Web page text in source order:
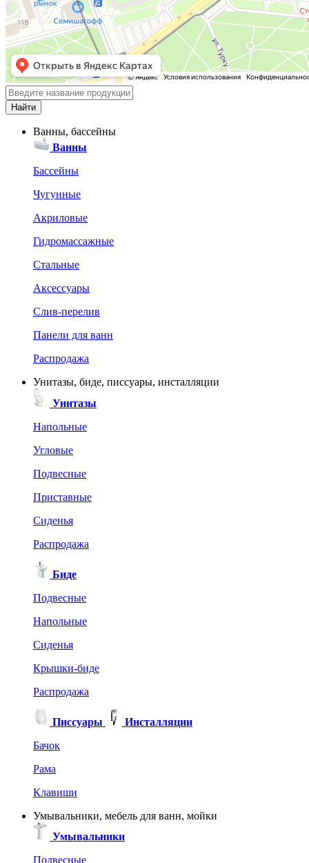
Ванны, бассейны
Ванны
Бассейны
Чугунные
Акриловые
Гидромассажные
Стальные
Аксессуары
Слив-перелив
Панели для ванн
Распродажа
Унитазы, биде, писсуары, инсталляции
Унитазы
Напольные
Угловые
Подвесные
Приставные
Сиденья
Распродажа
Биде
Подвесные
Напольные
Сиденья
Крышки-биде
Распродажа
Писсуары
Инсталляции
Бачок
Рама
Клавиши
Умывальники, мебель для ванн, мойки
Умывальники
Подвесные